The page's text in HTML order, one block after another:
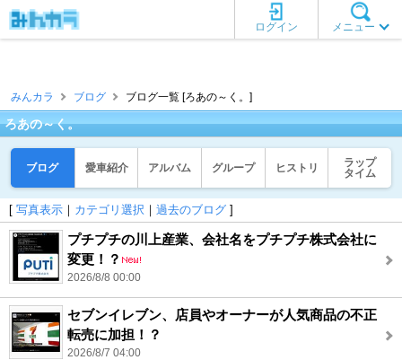
メニュー
ログイン
みんカラ ブログ ブログ一覧 [ろあの～く。]
ろあの～く。
ブログ 愛車紹介 アルバム グループ ヒストリ
ラップ
タイム
[ 写真表示 ｜ カテゴリ選択 ｜ 過去のブログ ]
プチプチの川上産業、会社名をプチプチ株式会社に
変更！？
2026/8/8 00:00
セブンイレブン、店員やオーナーが人気商品の不正
転売に加担！？
2026/8/7 04:00